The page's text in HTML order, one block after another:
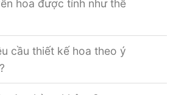
hoa được tính như thế
cầu thiết kế hoa theo ý